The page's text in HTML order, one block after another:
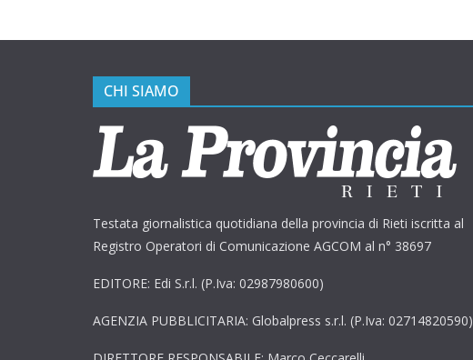
CHI SIAMO
Testata giornalistica quotidiana della provincia di Rieti iscritta al
Registro Operatori di Comunicazione AGCOM al n° 38697
EDITORE: Edi S.r.l. (P.Iva: 02987980600)
AGENZIA PUBBLICITARIA: Globalpress s.r.l. (P.Iva: 02714820590)